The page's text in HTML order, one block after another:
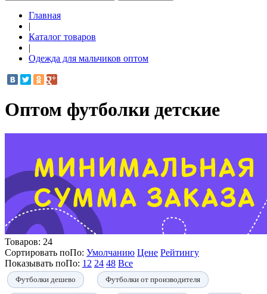
Главная
|
Каталог товаров
|
Одежда для мальчиков оптом
Оптом футболки детские
Товаров: 24
Сортировать поПо: Умолчанию Цене Рейтингу
Показывать поПо: 12 24 48 Все
Футболки дешево Футболки от производителя